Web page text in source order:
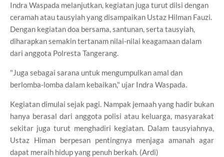
Indra Waspada melanjutkan, kegiatan juga turut diisi dengan
ceramah atau tausyiah yang disampaikan Ustaz Hilman Fauzi.
Dengan kegiatan doa bersama, santunan, serta tausyiah,
diharapkan semakin tertanam nilai-nilai keagamaan dalam
dari anggota Polresta Tangerang.
"Juga sebagai sarana untuk mengumpulkan amal dan
berlomba-lomba dalam kebaikan," ujar Indra Waspada.
Kegiatan dimulai sejak pagi. Nampak jemaah yang hadir bukan
hanya berasal dari anggota polisi atau keluarga, masyarakat
sekitar juga turut menghadiri kegiatan. Dalam tausyiahnya,
Ustaz Himan berpesan pentingnya menjaga amanah agar
dapat meraih hidup yang penuh berkah. (Ardi)